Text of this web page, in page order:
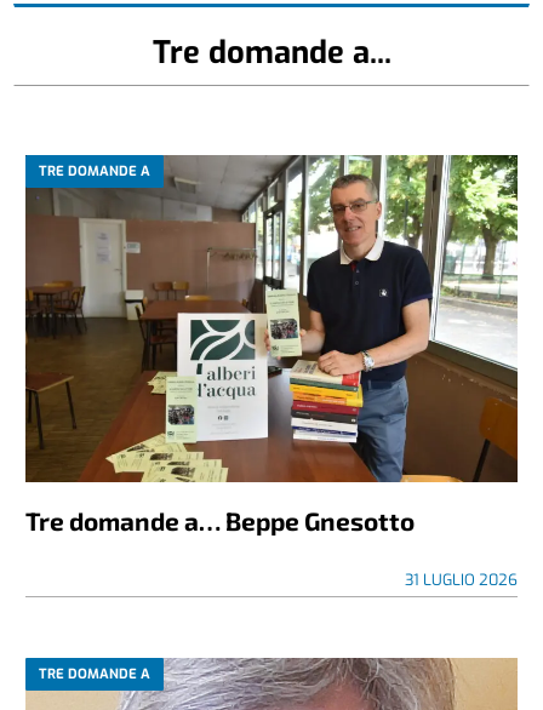
Tre domande a...
TRE DOMANDE A
Tre domande a… Beppe Gnesotto
31 LUGLIO 2026
TRE DOMANDE A